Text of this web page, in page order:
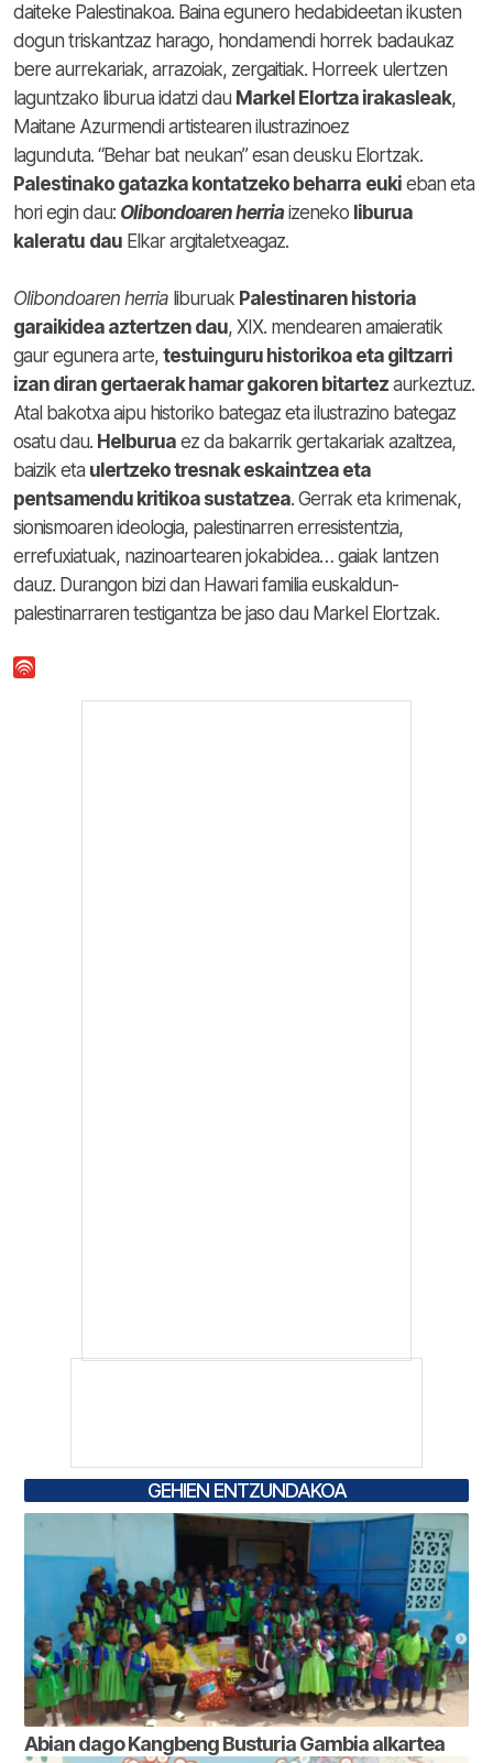
daiteke Palestinakoa. Baina egunero hedabideetan ikusten
dogun triskantzaz harago, hondamendi horrek badaukaz
bere aurrekariak, arrazoiak, zergaitiak. Horreek ulertzen
laguntzako liburua idatzi dau Markel Elortza irakasleak,
Maitane Azurmendi artistearen ilustrazinoez
lagunduta. “Behar bat neukan” esan deusku Elortzak.
Palestinako gatazka kontatzeko beharra euki eban eta
hori egin dau: Olibondoaren herriaizeneko liburua
kaleratu dau Elkar argitaletxeagaz.
Olibondoaren herria liburuak Palestinaren historia
garaikidea aztertzen dau, XIX. mendearen amaieratik
gaur egunera arte, testuinguru historikoa eta giltzarri
izan diran gertaerak hamar gakoren bitartez aurkeztuz.
Atal bakotxa aipu historiko bategaz eta ilustrazino bategaz
osatu dau. Helburua ez da bakarrik gertakariak azaltzea,
baizik eta ulertzeko tresnak eskaintzea eta
pentsamendu kritikoa sustatzea. Gerrak eta krimenak,
sionismoaren ideologia, palestinarren erresistentzia,
errefuxiatuak, nazinoartearen jokabidea… gaiak lantzen
dauz. Durangon bizi dan Hawari familia euskaldun-
palestinarraren testigantza be jaso dau Markel Elortzak.
GEHIEN ENTZUNDAKOA
Abian dago Kangbeng Busturia Gambia alkartea